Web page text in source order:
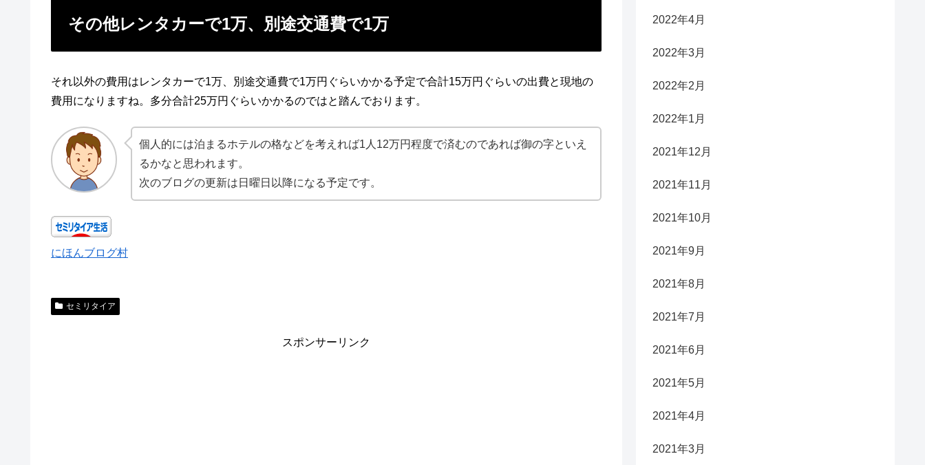
その他レンタカーで1万、別途交通費で1万
それ以外の費用はレンタカーで1万、別途交通費で1万円ぐらいかかる予定で合計15万円ぐらいの出費と現地の
費用になりますね。多分合計25万円ぐらいかかるのではと踏んでおります。
個人的には泊まるホテルの格などを考えれば1人12万円程度で済むのであれば御の字といえ
るかなと思われます。
次のブログの更新は日曜日以降になる予定です。
にほんブログ村
セミリタイア
スポンサーリンク
2022年4月
2022年3月
2022年2月
2022年1月
2021年12月
2021年11月
2021年10月
2021年9月
2021年8月
2021年7月
2021年6月
2021年5月
2021年4月
2021年3月